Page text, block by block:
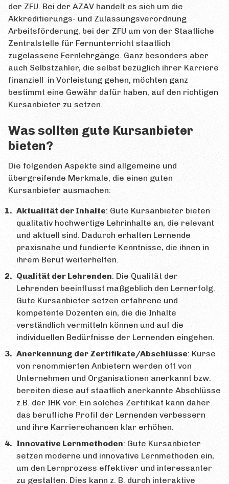
LINKS
HILFE-FORUM
Alle Beiträge
Eigenen Beitrag erstellen
INFO
Datenschutz
der ZFU. Bei der AZAV handelt es sich um die
Akkreditierungs- und Zulassungsverordnung
Arbeitsförderung, bei der ZFU um von der Staatliche
Zentralstelle für Fernunterricht staatlich
zugelassene Fernlehrgänge. Ganz besonders aber
auch Selbstzahler, die selbst bezüglich ihrer Karriere
finanziell in Vorleistung gehen, möchten ganz
bestimmt eine Gewähr dafür haben, auf den richtigen
Kursanbieter zu setzen.
Was sollten gute Kursanbieter
bieten?
Die folgenden Aspekte sind allgemeine und
übergreifende Merkmale, die einen guten
Kursanbieter ausmachen:
Aktualität der Inhalte: Gute Kursanbieter bieten
qualitativ hochwertige Lehrinhalte an, die relevant
und aktuell sind. Dadurch erhalten Lernende
praxisnahe und fundierte Kenntnisse, die ihnen in
ihrem Beruf weiterhelfen.
Qualität der Lehrenden: Die Qualität der
Lehrenden beeinflusst maßgeblich den Lernerfolg.
Gute Kursanbieter setzen erfahrene und
kompetente Dozenten ein, die die Inhalte
verständlich vermitteln können und auf die
individuellen Bedürfnisse der Lernenden eingehen.
Anerkennung der Zertifikate/Abschlüsse: Kurse
von renommierten Anbietern werden oft von
Unternehmen und Organisationen anerkannt bzw.
bereiten diese auf staatlich anerkannte Abschlüsse
z.B. der IHK vor. Ein solches Zertifikat kann daher
das berufliche Profil der Lernenden verbessern
und ihre Karrierechancen klar erhöhen.
Innovative Lernmethoden: Gute Kursanbieter
setzen moderne und innovative Lernmethoden ein,
um den Lernprozess effektiver und interessanter
zu gestalten. Dies kann z. B. durch interaktive